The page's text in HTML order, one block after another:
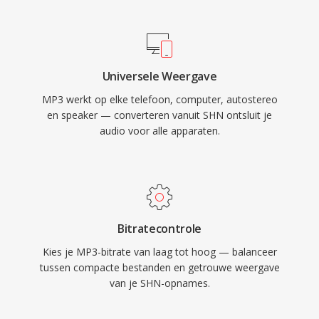
ondersteunde audioformaten op vrijwel alle
mediaspelers, besturingssystemen en
draagbare apparaten.Universele Weergave
MP3 werkt op elke telefoon, computer, autostereo
en speaker — converteren vanuit SHN ontsluit je
audio voor alle apparaten.
Bitratecontrole
Kies je MP3-bitrate van laag tot hoog — balanceer
tussen compacte bestanden en getrouwe weergave
van je SHN-opnames.